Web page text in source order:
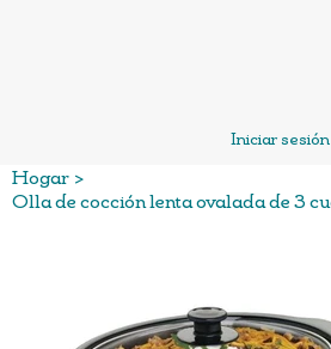
Iniciar sesión
Hogar >